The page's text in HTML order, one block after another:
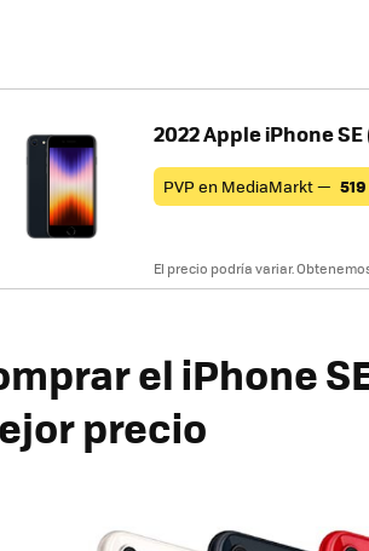
2022 Apple iPhone
PVP en MediaMarkt — 519
El precio podría variar.
el iPhone
precio